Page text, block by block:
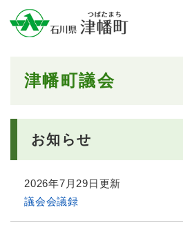
メニューを飛ばし
津幡町議会
お知らせ
2026年7月29日更新
議会会議録